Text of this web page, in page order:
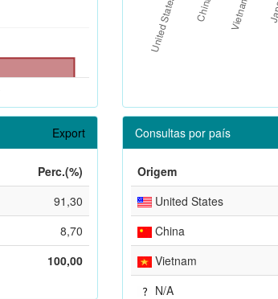
Export
Perc.(%)
91,30
8,70
100,00
Consultas por país
Origem
United States
China
Vietnam
N/A